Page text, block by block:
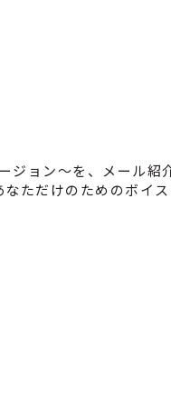
ョン～を、メール紹
ただけのためのボイ